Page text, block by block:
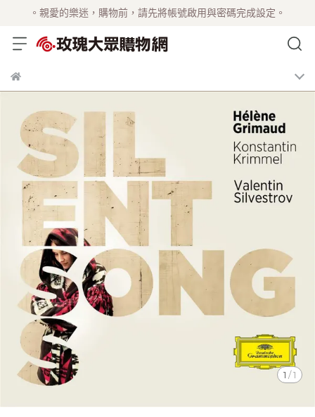
。親愛的樂迷，購物前，請先將帳號啟用與密碼完成設定。
1 /1